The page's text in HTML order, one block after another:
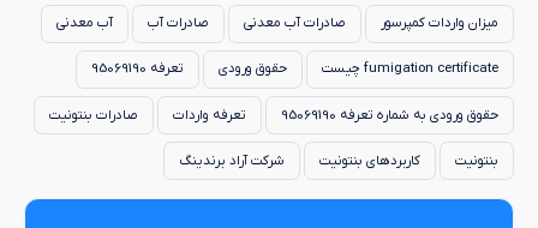
میزان واردات کمپرسور صادرات آب معدنی صادرات آب آب معدنی
fumigation certificate چیست حقوق ورودی تعرفه 95069190
حقوق ورودی به شماره تعرفه 95069190 تعرفه واردات صادرات بنتونیت
بنتونیت کاربردهای بنتونیت شرکت آراد برندینگ